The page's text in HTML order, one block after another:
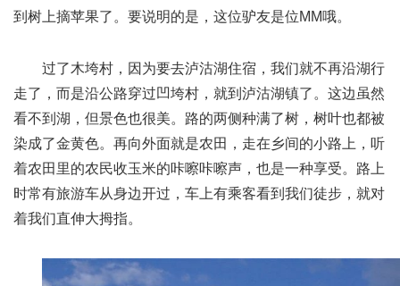
到树上摘苹果了。要说明的是，这位驴友是位MM哦。
过了木垮村，因为要去泸沽湖住宿，我们就不再沿湖行
走了，而是沿公路穿过凹垮村，就到泸沽湖镇了。这边虽然
看不到湖，但景色也很美。路的两侧种满了树，树叶也都被
染成了金黄色。再向外面就是农田，走在乡间的小路上，听
着农田里的农民收玉米的咔嚓咔嚓声，也是一种享受。路上
时常有旅游车从身边开过，车上有乘客看到我们徒步，就对
着我们直伸大拇指。